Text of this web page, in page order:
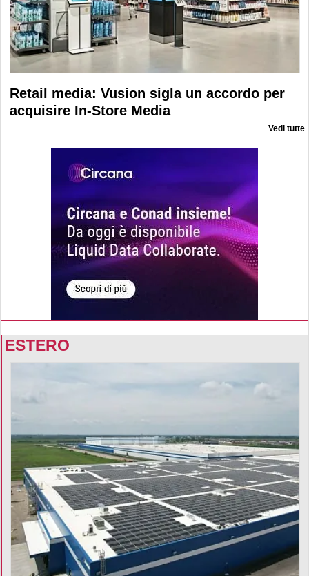
Retail media: Vusion sigla un accordo per
acquisire In-Store Media
Vedi tutte
ESTERO